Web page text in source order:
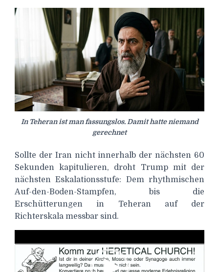
In Teheran ist man fassungslos. Damit hatte niemand
gerechnet
Sollte der Iran nicht innerhalb der nächsten 60
Sekunden kapitulieren, droht Trump mit der
nächsten Eskalationsstufe: Dem rhythmischen
Auf-den-Boden-Stampfen, bis die
Erschütterungen in Teheran auf der
Richterskala messbar sind.
Player